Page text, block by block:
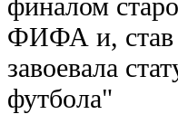
ФИФА и, став
завоевала
футбола"